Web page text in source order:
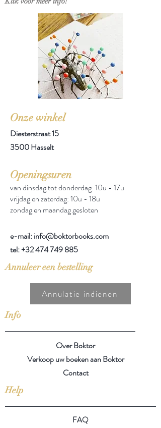
Onze winkel
Diesterstraat 15
3500 Hasselt
Openingsuren
van dinsdag tot donderdag: 10u - 17u
vrijdag en zaterdag: 10u - 18u
zondag en maandag gesloten
e-mail: info@boktorbooks.com
tel:+32 474 749 885
Annuleer een bestelling
Annulatie indienen
Info
Over Boktor
Verkoop uw boeken aan Boktor
Contact
Help
FAQ